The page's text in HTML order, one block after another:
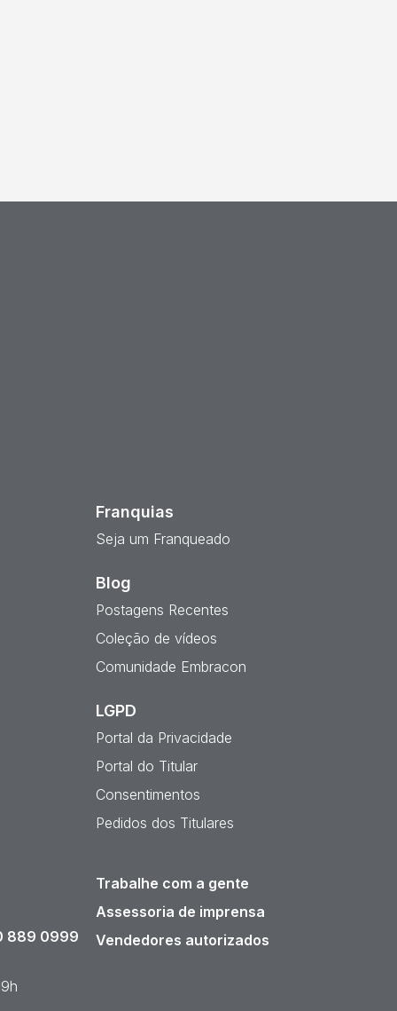
Franquias
Seja um Franqueado
Blog
Postagens Recentes
Coleção de vídeos
Comunidade Embracon
LGPD
Portal da Privacidade
Portal do Titular
Consentimentos
Pedidos dos Titulares
889 0999
Trabalhe com a gente
Assessoria de imprensa
Vendedores autorizados